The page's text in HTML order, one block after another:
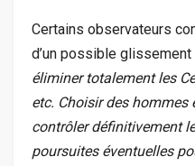
Certains observateurs
d’un possible glissement
éliminer totalement les
etc. Choisir des hommes
contrôler définitivement
poursuites éventuelles